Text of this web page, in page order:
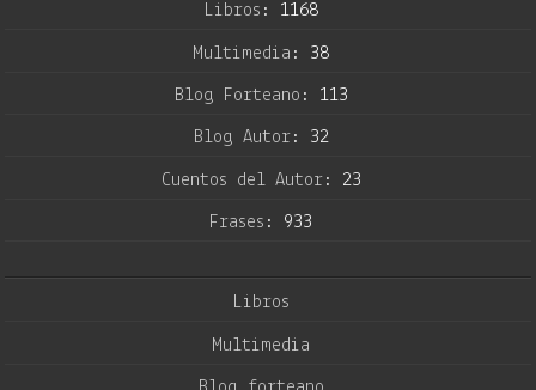
Libros: 1168
Multimedia: 38
Blog Forteano: 113
Blog Autor: 32
Cuentos del Autor: 23
Frases: 933
Libros
Multimedia